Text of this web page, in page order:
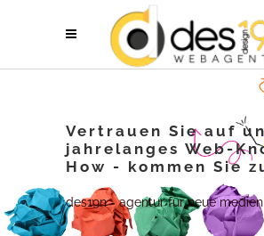
Vertrauen Sie auf
jahrelanges Web-
How - kommen Sie
des19n - agentur für neue medien